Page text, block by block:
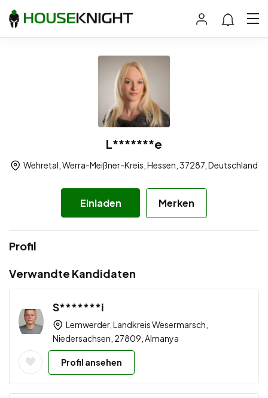
L*******e
Wehretal, Werra-Meißner-Kreis, Hessen, 37287, Deutschland
Einladen Merken
Profil
Verwandte Kandidaten
S*******i
Lemwerder, Landkreis Wesermarsch,
Niedersachsen, 27809, Almanya
Profil ansehen